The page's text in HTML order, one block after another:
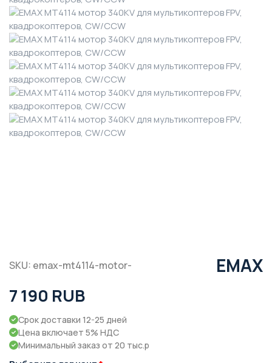
SKU: emax-mt4114-motor- EMAX
7 190 RUB
Срок доставки 12-25 дней
Цена включает 5% НДС
Минимальный заказ от 20 тыс.р